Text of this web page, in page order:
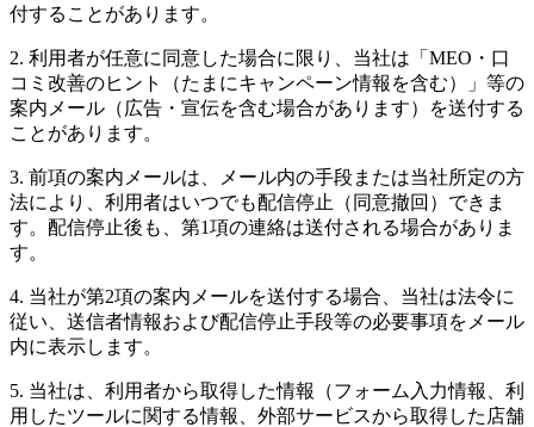
付することがあります。
2. 利用者が任意に同意した場合に限り、当社は「MEO・口
コミ改善のヒント（たまにキャンペーン情報を含む）」等の
案内メール（広告・宣伝を含む場合があります）を送付する
ことがあります。
3. 前項の案内メールは、メール内の手段または当社所定の方
法により、利用者はいつでも配信停止（同意撤回）できま
す。配信停止後も、第1項の連絡は送付される場合がありま
す。
4. 当社が第2項の案内メールを送付する場合、当社は法令に
従い、送信者情報および配信停止手段等の必要事項をメール
内に表示します。
5. 当社は、利用者から取得した情報（フォーム入力情報、利
用したツールに関する情報、外部サービスから取得した店舗